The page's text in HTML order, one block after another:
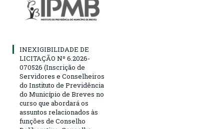
INEXIGIBILIDADE DE
LICITAÇÃO Nº 6.2026-
070526 (Inscrição de
Servidores e Conselheiros
do Instituto de Previdência
do Município de Breves no
curso que abordará os
assuntos relacionados às
funções de Conselho